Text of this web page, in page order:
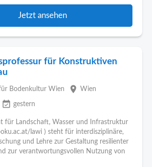
Jetzt ansehen
für Konstruktiven
Bodenkultur Wien place Wien
event_available gestern
für Landschaft, Wasser und Infrastruktur
lawi ) steht für interdisziplinäre,
und Lehre zur Gestaltung resilienter
zur verantwortungsvollen Nutzung von